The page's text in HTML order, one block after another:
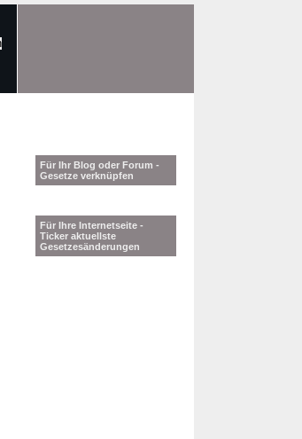
Für Ihr Blog oder Forum -
Gesetze verknüpfen
Für Ihre Internetseite -
Ticker aktuellste
Gesetzesänderungen